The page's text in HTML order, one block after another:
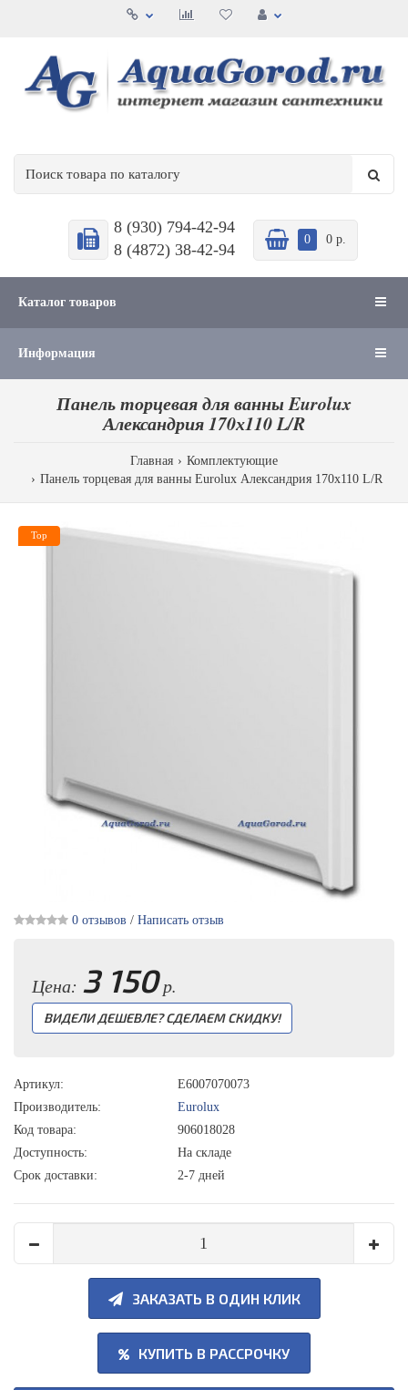
8 (930) 794-42-94
8 (4872) 38-42-94
0 0 р.
Каталог товаров
Информация
Панель торцевая для ванны Eurolux
Александрия 170х110 L/R
Главная
Комплектующие
Панель торцевая для ванны Eurolux Александрия 170х110 L/R
Top
0 отзывов / Написать отзыв
Цена: 3 150р.
ВИДЕЛИ ДЕШЕВЛЕ? СДЕЛАЕМ СКИДКУ!
Артикул:
E6007070073
Производитель:
Eurolux
Код товара:
906018028
Доступность:
На складе
Срок доставки:
2-7 дней
ЗАКАЗАТЬ В ОДИН КЛИК
КУПИТЬ В РАССРОЧКУ